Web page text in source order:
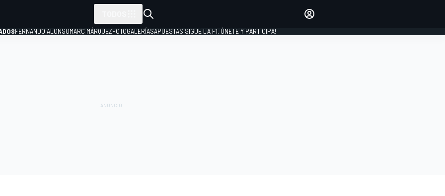
FERNANDO ALONSOMARC MÁRQUEZFOTOGALERÍASAPUESTAS¡SIGUE LA F1, ÚNETE Y PARTICIPA!